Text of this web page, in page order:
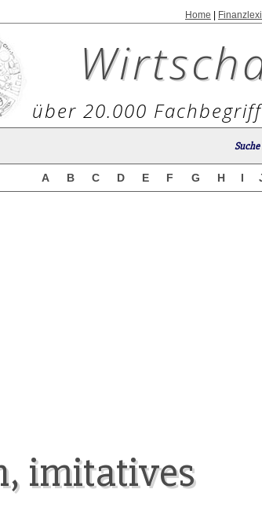
Home
über 20.000
Suche
A B C D E F G H I
imitatives